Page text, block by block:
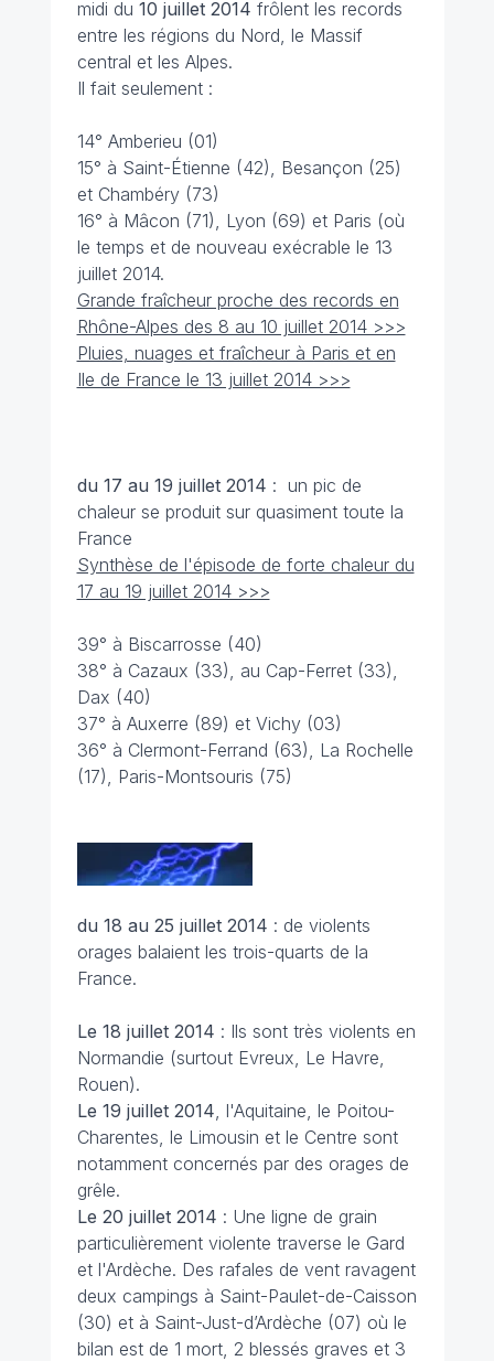
midi du 10 juillet 2014 frôlent les records
entre les régions du Nord, le Massif
central et les Alpes.
Il fait seulement :
14° Amberieu (01)
15° à Saint-Étienne (42), Besançon (25)
et Chambéry (73)
16° à Mâcon (71), Lyon (69) et Paris (où
le temps et de nouveau exécrable le 13
juillet 2014.
Grande fraîcheur proche des records en
Rhône-Alpes des 8 au 10 juillet 2014 >>>
Pluies, nuages et fraîcheur à Paris et en
Ile de France le 13 juillet 2014 >>>
du 17 au 19 juillet 2014 : un pic de
chaleur se produit sur quasiment toute la
France
Synthèse de l'épisode de forte chaleur du
17 au 19 juillet 2014 >>>
39° à Biscarrosse (40)
38° à Cazaux (33), au Cap-Ferret (33),
Dax (40)
37° à Auxerre (89) et Vichy (03)
36° à Clermont-Ferrand (63), La Rochelle
(17), Paris-Montsouris (75)
du 18 au 25 juillet 2014 : de violents
orages balaient les trois-quarts de la
France.
Le 18 juillet 2014 : Ils sont très violents en
Normandie (surtout Evreux, Le Havre,
Rouen).
Le 19 juillet 2014, l'Aquitaine, le Poitou-
Charentes, le Limousin et le Centre sont
notamment concernés par des orages de
grêle.
Le 20 juillet 2014 : Une ligne de grain
particulièrement violente traverse le Gard
et l'Ardèche. Des rafales de vent ravagent
deux campings à Saint-Paulet-de-Caisson
(30) et à Saint-Just-d’Ardèche (07) où le
bilan est de 1 mort, 2 blessés graves et 3